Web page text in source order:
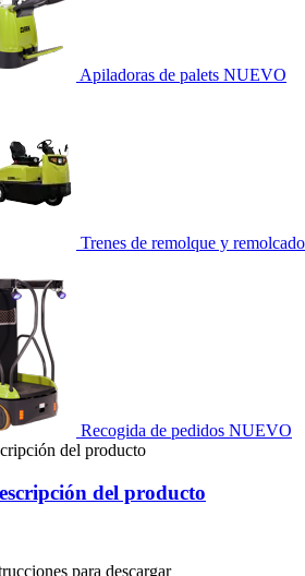
Apiladoras de palets NUEVO
Trenes de remolque y
Recogida de pedidos NUEVO
del producto